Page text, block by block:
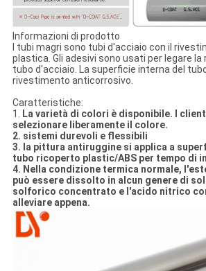
Informazioni di prodotto
I tubi magri sono tubi d'acciaio con il
plastica. Gli adesivi sono usati per legare la
tubo d'acciaio. La superficie interna del
rivestimento anticorrosivo.
Caratteristiche:
1.
La varietà di colori è disponibile. I
selezionare liberamente il colore.
2. sistemi durevoli e flessibili
3. la pittura antiruggine si applica a
tubo ricoperto plastic/ABS per tempo di
4. Nella condizione termica normale,
può essere dissolto in alcun genere di
solforico concentrato e l'acido nitrico
alleviare appena.